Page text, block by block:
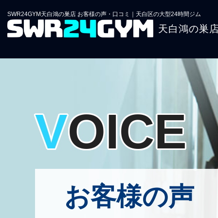
SWR24GYM天白鴻の巣店 お客様の声・口コミ｜天白区の大型24時間ジム
天白鴻の巣
VOICE
お客様の声